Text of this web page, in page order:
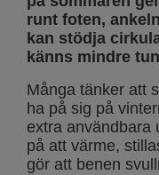
runt foten,
kan stödja
känns mindre
Många tänker att
ha på sig på
extra användbara
på att värme,
gör att benen